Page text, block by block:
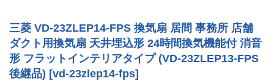
三菱 VD-23ZLEP14-FPS 換気扇 居間 事務所 店舗
ダクト用換気扇 天井埋込形 24時間換気機能付 消音
形 フラットインテリアタイプ (VD-23ZLEP13-FPS
後継品) [vd-23zlep14-fps]